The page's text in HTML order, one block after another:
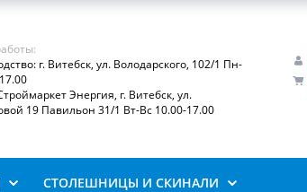
г. Витебск, ул. Володарского, 102/1 Пн-
Энергия, г. Витебск, ул.
19 Павильон 31/1 Вт-Вс 10.00-17.00
СТОЛЕШНИЦЫ И СКИНАЛИ